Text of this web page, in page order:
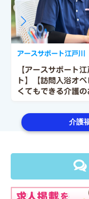
【アースサポート
ト】【訪問入浴オ
くてもできる介護
アースサポート江戸川
介護